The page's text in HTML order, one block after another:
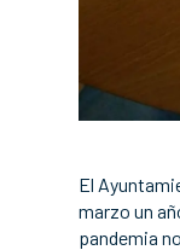
El
marzo un
pandemia